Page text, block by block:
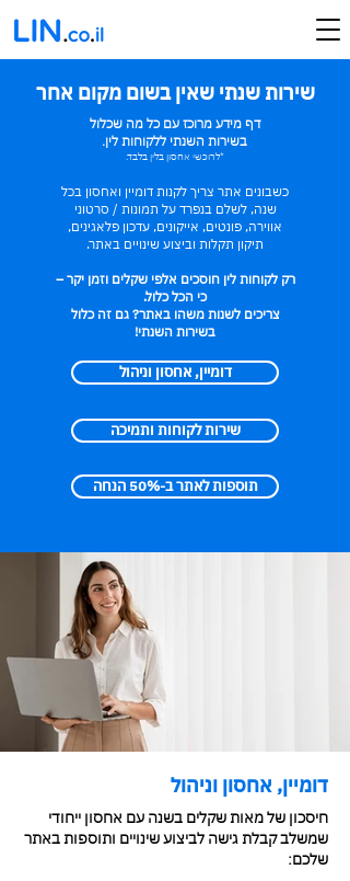
שירות שנתי שאין בשום מקום אחר
דף מידע מרוכז עם כל מה שכלול
בשירות השנתי ללקוחות לין.​
*לרוכשי אחסון בלין בלבד.
כשבונים אתר צריך לקנות דומיין ואחסון בכל
שנה, לשלם בנפרד על תמונות / סרטוני
אווירה, פונטים, אייקונים, עדכון פלאגינים,
תיקון תקלות וביצוע שינויים באתר.
רק לקוחות לין חוסכים אלפי שקלים וזמן יקר –
כי הכל כלול.
צריכים לשנות משהו באתר? גם זה כלול
בשירות השנתי!
דומיין, אחסון וניהול
שירות לקוחות ותמיכה
תוספות לאתר ב-50% הנחה
דומיין, אחסון וניהול
חיסכון של מאות שקלים בשנה עם אחסון ייחודי
שמשלב קבלת גישה לביצוע שינויים ותוספות באתר
שלכם: